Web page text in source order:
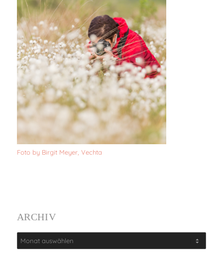
Foto by Birgit Meyer, Vechta
ARCHIV